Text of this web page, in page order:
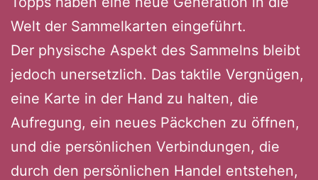
Welt der Sammelkarten eingeführt.
Der physische Aspekt des Sammelns bleibt
jedoch unersetzlich. Das taktile Vergnügen,
eine Karte in der Hand zu halten, die
Aufregung, ein neues Päckchen zu öffnen,
und die persönlichen Verbindungen, die
durch den persönlichen Handel entstehen,